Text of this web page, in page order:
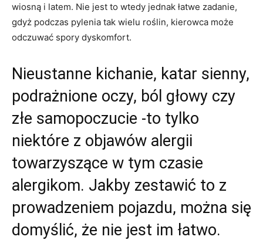
wiosną i latem. Nie jest to wtedy jednak łatwe zadanie,
gdyż podczas pylenia tak wielu roślin, kierowca może
odczuwać spory dyskomfort.
Nieustanne kichanie, katar sienny,
podrażnione oczy, ból głowy czy
złe samopoczucie -to tylko
niektóre z objawów alergii
towarzyszące w tym czasie
alergikom. Jakby zestawić to z
prowadzeniem pojazdu, można się
domyślić, że nie jest im łatwo.